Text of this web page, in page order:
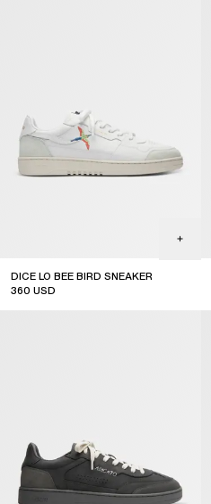
DICE LO BEE BIRD SNEAKER
360 USD